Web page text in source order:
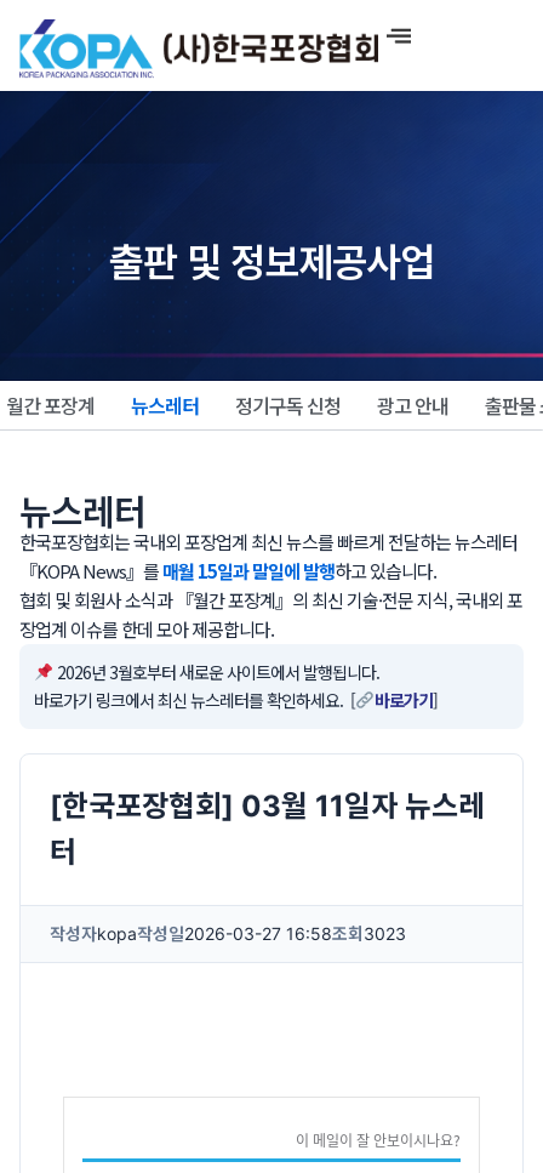
너
출판 및 정보제공사업
월간 포장계 뉴스레터 정기구독 신청 광고 안내 출판물
뉴스레터
한국포장협회는 국내외 포장업계 최신 뉴스를 빠르게 전달하는 뉴스레터
『KOPA News』를매월 15일과 말일에 발행하고 있습니다.
협회 및 회원사 소식과 『월간 포장계』의 최신 기술·전문 지식, 국내외 포
장업계 이슈를 한데 모아 제공합니다.
2026년 3월호부터 새로운 사이트에서 발행됩니다.
바로가기 링크에서 최신 뉴스레터를 확인하세요. [
바로가기]
[한국포장협회] 03월 11일자 뉴스레
터
작성자kopa작성일2026-03-27 16:58조회 3023